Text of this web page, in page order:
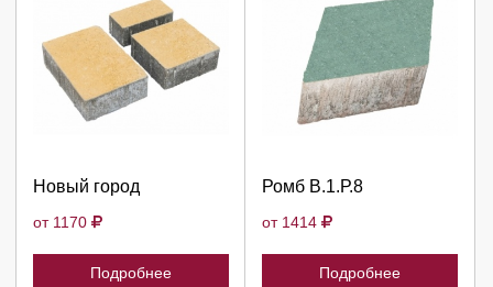
Новый город
от 1170
Подробнее
Выберите количество:
Ромб В.1.Р.8
от 1414
Подробнее
Выберите количество: